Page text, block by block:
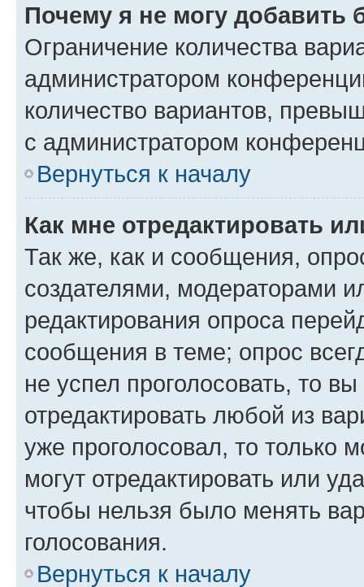
Почему я не могу добавить
Ограничение количества
администратором
количество вариантов,
с администратором
Вернуться к началу
Как мне отредактировать
Так же, как и сообщения,
создателями, модераторами
редактирования опроса
сообщения в теме; опрос
не успел проголосовать, то
отредактировать любой из
уже проголосовал, то только
могут отредактировать или
чтобы нельзя было менять
голосования.
Вернуться к началу